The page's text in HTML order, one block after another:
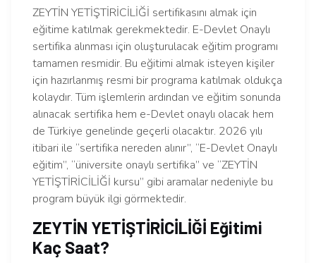
ZEYTİN YETİŞTİRİCİLİĞİ sertifikasını almak için
eğitime katılmak gerekmektedir. E-Devlet Onaylı
sertifika alınması için oluşturulacak eğitim programı
tamamen resmidir. Bu eğitimi almak isteyen kişiler
için hazırlanmış resmi bir programa katılmak oldukça
kolaydır. Tüm işlemlerin ardından ve eğitim sonunda
alınacak sertifika hem e-Devlet onaylı olacak hem
de Türkiye genelinde geçerli olacaktır. 2026 yılı
itibari ile “sertifika nereden alınır”, “E-Devlet Onaylı
eğitim”, “üniversite onaylı sertifika” ve “ZEYTİN
YETİŞTİRİCİLİĞİ kursu” gibi aramalar nedeniyle bu
program büyük ilgi görmektedir.
ZEYTİN YETİŞTİRİCİLİĞİ Eğitimi
Kaç Saat?